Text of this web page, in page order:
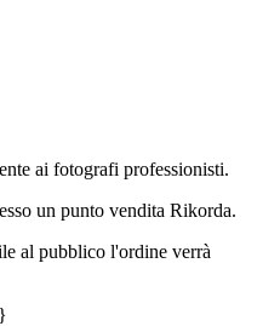
ai fotografi professionisti.
un punto vendita Rikorda.
al pubblico l'ordine verrà